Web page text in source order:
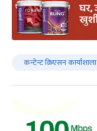
कन्टेन्ट क्रिएसन कार्याशाला